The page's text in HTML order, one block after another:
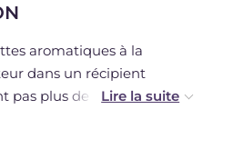
aromatiques à la
dans un récipient
pas plus de 2 jours.
ingrédients frais.